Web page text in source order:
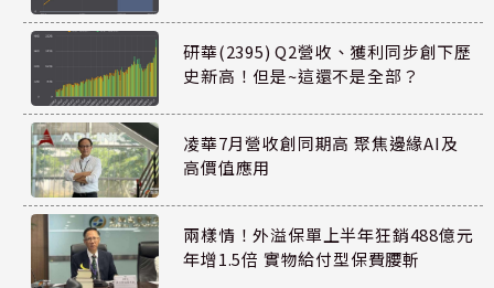
研華(2395) Q2營收、獲利同步創下歷
史新高！但是~這還不是全部？
凌華7月營收創同期高 聚焦邊緣AI及
高價值應用
兩樣情！外溢保單上半年狂銷488億元
年增1.5倍 實物給付型保費腰斬